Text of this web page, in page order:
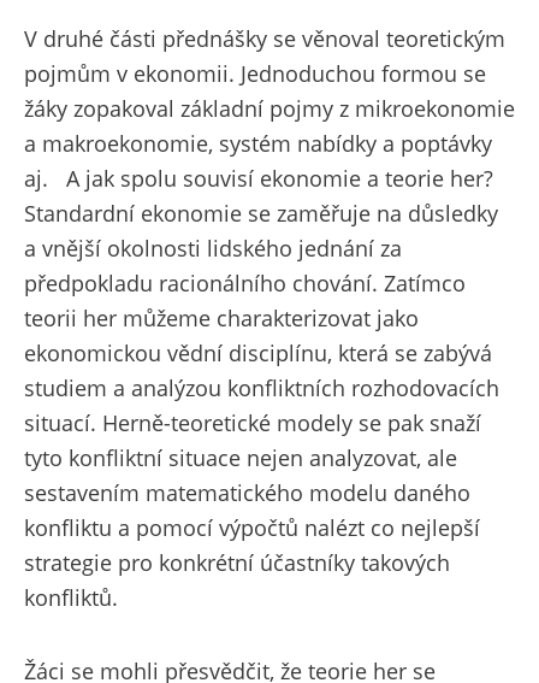
V druhé části přednášky se věnoval teoretickým
pojmům v ekonomii. Jednoduchou formou se
žáky zopakoval základní pojmy z mikroekonomie
a makroekonomie, systém nabídky a poptávky
aj. A jak spolu souvisí ekonomie a teorie her?
Standardní ekonomie se zaměřuje na důsledky
a vnější okolnosti lidského jednání za
předpokladu racionálního chování. Zatímco
teorii her můžeme charakterizovat jako
ekonomickou vědní disciplínu, která se zabývá
studiem a analýzou konfliktních rozhodovacích
situací. Herně-teoretické modely se pak snaží
tyto konfliktní situace nejen analyzovat, ale
sestavením matematického modelu daného
konfliktu a pomocí výpočtů nalézt co nejlepší
strategie pro konkrétní účastníky takových
konfliktů.
Žáci se mohli přesvědčit, že teorie her se